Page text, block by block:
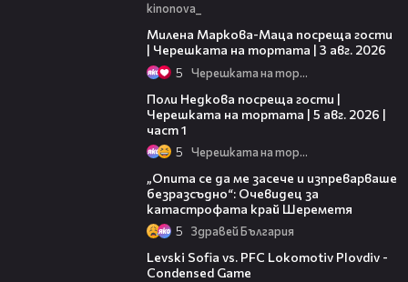
kinonova_
Милена Маркова-Маца посреща гости
| Черешката на тортата | 3 авг. 2026
5 Черешката на тортата
Поли Недкова посреща гости |
Черешката на тортата | 5 авг. 2026 |
част 1
5 Черешката на тортата
„Опита се да ме засече и изпреварваше
безразсъдно“: Очевидец за
катастрофата край Шереметя
5 Здравей България
Levski Sofia vs. PFC Lokomotiv Plovdiv -
Condensed Game